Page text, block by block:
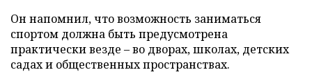
Он напомнил, что возможность заниматься
спортом должна быть предусмотрена
практически везде – во дворах, школах, детских
садах и общественных пространствах.